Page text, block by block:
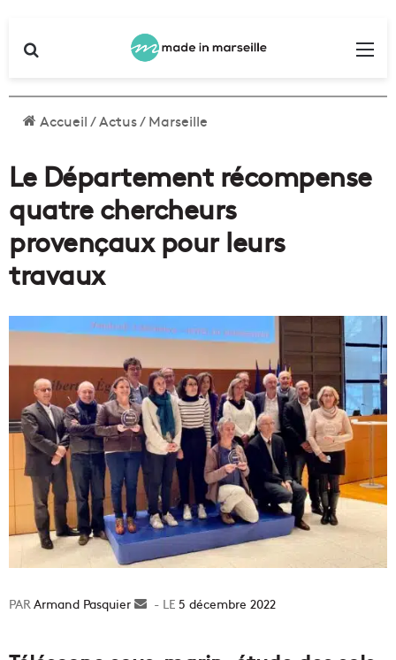
Accueil/Actus/Marseille
Le Département récompense
quatre chercheurs
provençaux pour leurs
travaux
Armand Pasquier
Envoyer5 décembre 2022